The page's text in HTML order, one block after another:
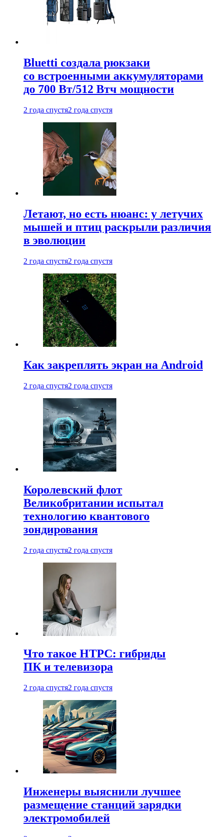
Bluetti создала рюкзаки
со встроенными аккумуляторами
до 700 Вт/512 Втч мощности
2 года спустя2 года спустя
Летают, но есть нюанс: у летучих
мышей и птиц раскрыли различия
в эволюции
2 года спустя2 года спустя
Как закреплять экран на Android
2 года спустя2 года спустя
Королевский флот
Великобритании испытал
технологию квантового
зондирования
2 года спустя2 года спустя
Что такое HTPC: гибриды
ПК и телевизора
2 года спустя2 года спустя
Инженеры выяснили лучшее
размещение станций зарядки
электромобилей